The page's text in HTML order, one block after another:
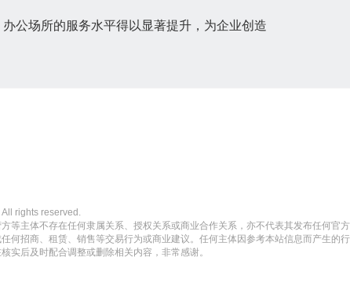
公场所的服务水平得以显著提升，为企业创造
rights reserved.
等主体不存在任何隶属关系、授权关系或商业合作关系，亦不代表其发布任何官方
何招商、租赁、销售等交易行为或商业建议。任何主体因参考本站信息而产生的行
实后及时配合调整或删除相关内容，非常感谢。